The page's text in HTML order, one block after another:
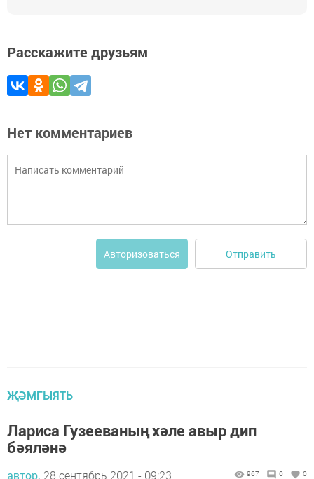
Расскажите друзьям
Нет комментариев
Авторизоваться Отправить
ҖӘМГЫЯТЬ
Лариса Гузееваның хәле авыр дип
бәяләнә
автор, 28 сентябрь 2021 - 09:23 967 0 0